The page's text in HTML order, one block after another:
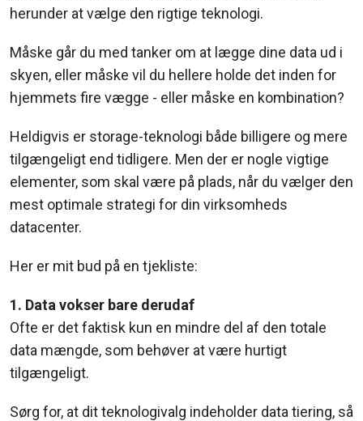
herunder at vælge den rigtige teknologi.
Måske går du med tanker om at lægge dine data ud i
skyen, eller måske vil du hellere holde det inden for
hjemmets fire vægge - eller måske en kombination?
Heldigvis er storage-teknologi både billigere og mere
tilgængeligt end tidligere. Men der er nogle vigtige
elementer, som skal være på plads, når du vælger den
mest optimale strategi for din virksomheds
datacenter.
Her er mit bud på en tjekliste:
1. Data vokser bare derudaf
Ofte er det faktisk kun en mindre del af den totale
data mængde, som behøver at være hurtigt
tilgængeligt.
Sørg for, at dit teknologivalg indeholder data tiering, så